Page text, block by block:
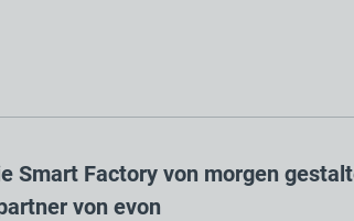
Smart Factory von morgen
von evon